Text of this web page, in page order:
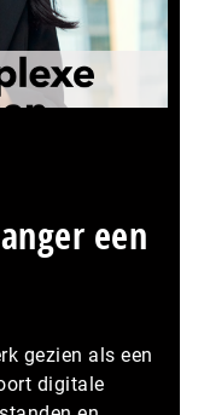
een
gezien als een
digitale